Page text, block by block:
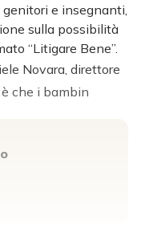
genitori e insegnanti,
sulla possibilità
“Litigare Bene”.
Novara, direttore
che i bambin